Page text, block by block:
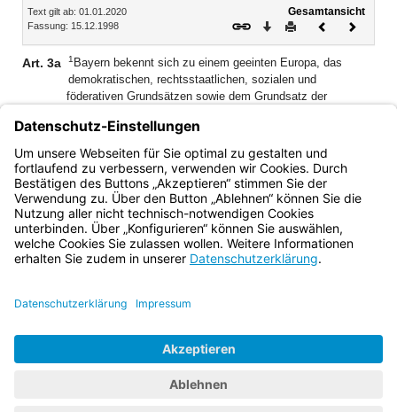
Inhalt
Text gilt ab: 01.01.2020
Fassung: 15.12.1998
Gesamtansicht
Download
DruckenVorheriges
Art. 3a 1 Bayern bekennt sich zu einem geeinten Europa, das
demokratischen, rechtsstaatlichen, sozialen und
föderativen Grundsätzen sowie dem Grundsatz der
Regionen wahrt und deren Mitwirkung an europäischen
Entscheidungen sichert.
Bayern arbeitet mit anderen
europäischen Regionen zusammen.
Bayern.de
BayernPortal
Impressum